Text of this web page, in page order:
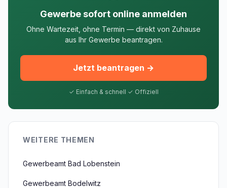
Gewerbe sofort online anmelden
Ohne Wartezeit, ohne Termin — direkt von Zuhause
aus Ihr Gewerbe beantragen.
Jetzt beantragen →
✓ Einfach & schnell ✓ Offiziell
WEITERE THEMEN
Gewerbeamt Bad Lobenstein
Gewerbeamt Bodelwitz